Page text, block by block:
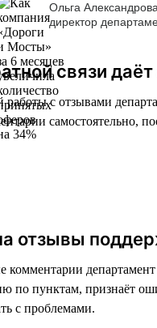
Ольга
директор
связи
работы с отзывами
самостоятельно,
отзывы
по пунктам, признаёт
с проблемами.